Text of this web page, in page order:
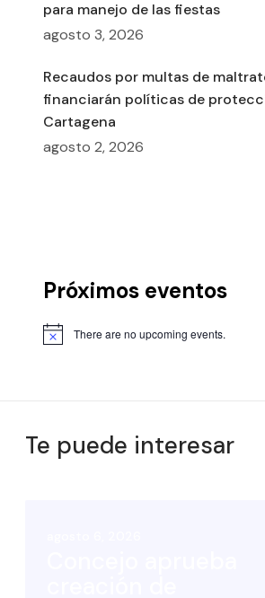
para manejo de las fiestas
agosto 3, 2026
Recaudos por multas de
financiarán políticas de
Cartagena
agosto 2, 2026
Próximos eventos
There are no upcoming events.
Te puede interesar